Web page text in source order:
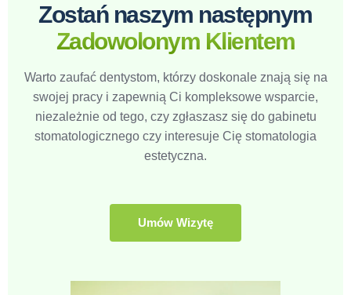
Zostań naszym następnym
Zadowolonym Klientem
Warto zaufać dentystom, którzy doskonale znają się na
swojej pracy i zapewnią Ci kompleksowe wsparcie,
niezależnie od tego, czy zgłaszasz się do gabinetu
stomatologicznego czy interesuje Cię stomatologia
estetyczna.
Umów Wizytę